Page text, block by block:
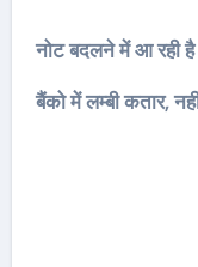
नोट बदलने में आ रही
बैंको में लम्बी कतार,